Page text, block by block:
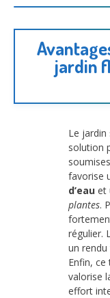
jardin
Le jardin
solution
favorise
d’eau et
plantes.
régulier.
un rendu
Enfin, ce
valorise
effort